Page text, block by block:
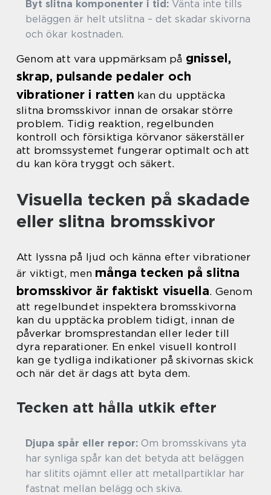
Byt slitna komponenter i tid: Vänta inte tills
beläggen är helt utslitna – det skadar skivorna
och ökar kostnaden.
Genom att vara uppmärksam på gnissel,
skrap, pulsande pedaler och
vibrationer i ratten kan du upptäcka
slitna bromsskivor innan de orsakar större
problem. Tidig reaktion, regelbunden
kontroll och försiktiga körvanor säkerställer
att bromssystemet fungerar optimalt och att
du kan köra tryggt och säkert.
Visuella tecken på skadade
eller slitna bromsskivor
Att lyssna på ljud och känna efter vibrationer
är viktigt, men många tecken på slitna
bromsskivor är faktiskt visuella. Genom
att regelbundet inspektera bromsskivorna
kan du upptäcka problem tidigt, innan de
påverkar bromsprestandan eller leder till
dyra reparationer. En enkel visuell kontroll
kan ge tydliga indikationer på skivornas skick
och när det är dags att byta dem.
Tecken att hålla utkik efter
Djupa spår eller repor: Om bromsskivans yta
har synliga spår kan det betyda att beläggen
har slitits ojämnt eller att metallpartiklar har
fastnat mellan belägg och skiva.